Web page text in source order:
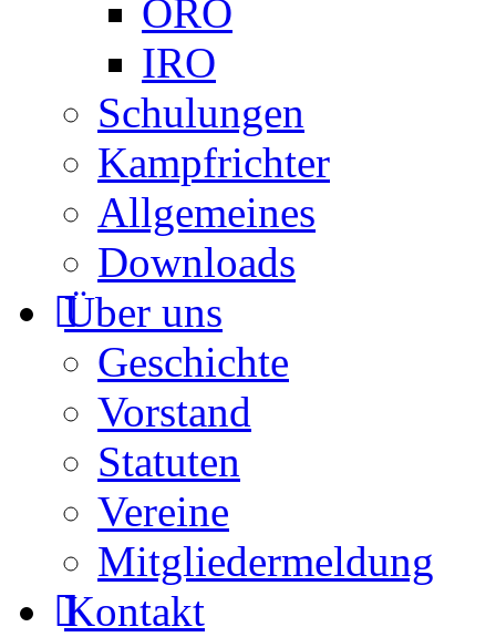
ÖRO
IRO
Schulungen
Kampfrichter
Allgemeines
Downloads
Über uns
Geschichte
Vorstand
Statuten
Vereine
Mitgliedermeldung
Kontakt